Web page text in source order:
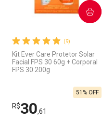
(9)
Kit Ever Care Protetor Solar
Facial FPS 30 60g + Corporal
FPS 30 200g
R$30,61
51% OFF
COMPRAR